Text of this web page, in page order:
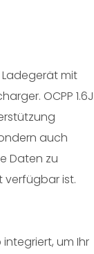
Ladegerät mit
OCPP 1.6J
auch
Daten zu
verfügbar ist.
integriert, um Ihr